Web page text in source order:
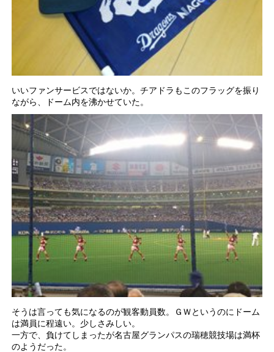
いいファンサービスではないか。チアドラもこのフラッグを振り
ながら、ドーム内を沸かせていた。
そうは言っても気になるのが観客動員数。ＧＷというのにドーム
は満員に程遠い。少しさみしい。
一方で、負けてしまったが名古屋グランパスの瑞穂競技場は満杯
のようだった。